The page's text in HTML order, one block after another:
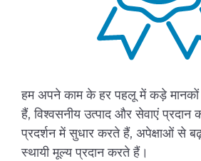
हम अपने काम के हर पहलू में कड़े
हैं, विश्वसनीय उत्पाद और सेवाएं प्रदान
प्रदर्शन में सुधार करते हैं, अपेक्षाओं से
स्थायी मूल्य प्रदान करते हैं।